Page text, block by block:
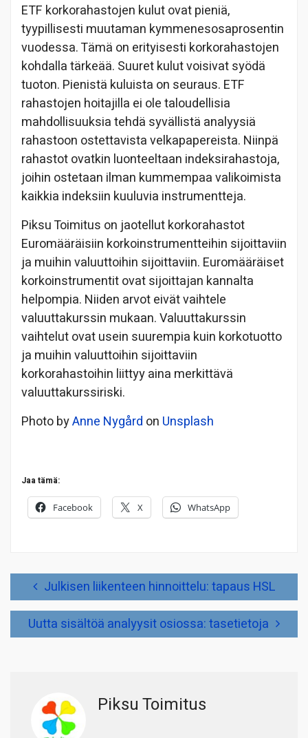
ETF korkorahastojen kulut ovat pieniä,
tyypillisesti muutaman kymmenesosaprosentin
vuodessa. Tämä on erityisesti korkorahastojen
kohdalla tärkeää. Suuret kulut voisivat syödä
tuoton. Pienistä kuluista on seuraus. ETF
rahastojen hoitajilla ei ole taloudellisia
mahdollisuuksia tehdä syvällistä analyysiä
rahastoon ostettavista velkapapereista. Niinpä
rahastot ovatkin luonteeltaan indeksirahastoja,
joihin ostetaan ilman kummempaa valikoimista
kaikkia indeksiin kuuluvia instrumentteja.
Piksu Toimitus on jaotellut korkorahastot
Euromääräisiin korkoinstrumentteihin sijoittaviin
ja muihin valuuttoihin sijoittaviin. Euromääräiset
korkoinstrumentit ovat sijoittajan kannalta
helpompia. Niiden arvot eivät vaihtele
valuuttakurssin mukaan. Valuuttakurssin
vaihtelut ovat usein suurempia kuin korkotuotto
ja muihin valuuttoihin sijoittaviin
korkorahastoihin liittyy aina merkittävä
valuuttakurssiriski.
Photo byAnne Nygård on Unsplash
Jaa tämä:
Facebook X WhatsApp
ArtikkelienJulkisen liikenteen hinnoittelu: tapaus HSL
Uutta sisältöä analyysit osiossa: tasetietoja
Piksu Toimitus